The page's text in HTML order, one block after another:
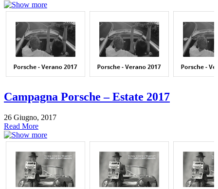
Campagna Porsche – Estate 2017
26 Giugno, 2017
Read More